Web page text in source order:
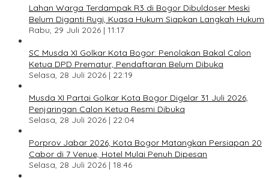
Lahan Warga Terdampak R3 di Bogor Dibuldoser Meski
Belum Diganti Rugi, Kuasa Hukum Siapkan Langkah Hukum
Rabu, 29 Juli 2026 | 11:17
SC Musda XI Golkar Kota Bogor: Penolakan Bakal Calon
Ketua DPD Prematur, Pendaftaran Belum Dibuka
Selasa, 28 Juli 2026 | 22:19
Musda XI Partai Golkar Kota Bogor Digelar 31 Juli 2026,
Penjaringan Calon Ketua Resmi Dibuka
Selasa, 28 Juli 2026 | 22:04
Porprov Jabar 2026, Kota Bogor Matangkan Persiapan 20
Cabor di 7 Venue, Hotel Mulai Penuh Dipesan
Selasa, 28 Juli 2026 | 18:46